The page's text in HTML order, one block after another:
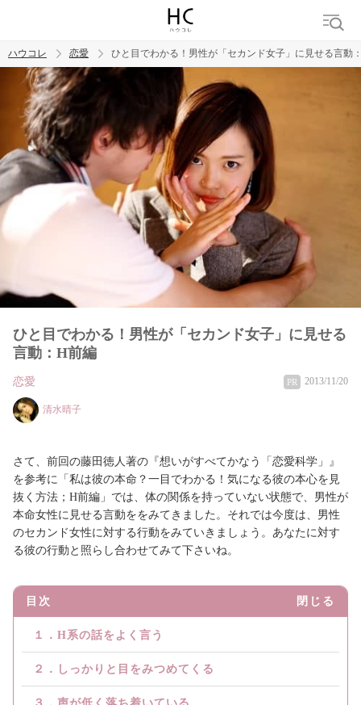
トレンド ワード
恋愛
ハウコレ 恋愛 ひと目でわかる！男性が「セカンド女子」に見せる言動
ひと目でわかる！男性が「セカンド女子」に見せる
言動：H前編
恋愛 PR 2013/11/20
清水晴子
さて、前回の藤田徳人著の『想いがすべてかなう「恋愛科学」』
を参考に「私は彼の本命？一目でわかる！気になる彼の本心を見
抜く方法；H前編」では、体の関係を持っていない状態で、男性が
本命女性に見せる言動ををみてきました。それでは今度は、男性
のセカンド女性に対する行動をみていきましょう。あなたに対す
る彼の行動と照らし合わせてみて下さいね。
目次 閉じる
１．H系の話をよく言う
２．しっかりと目をみつめてくる